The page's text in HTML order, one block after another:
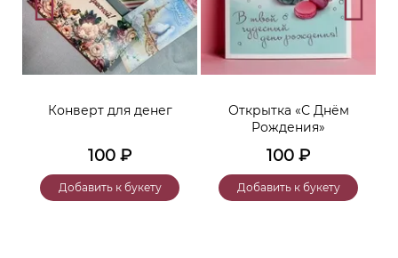
Конверт для денег
100 ₽
Добавить к букету
Открытка «С Днём
Рождения»
100 ₽
Добавить к букету